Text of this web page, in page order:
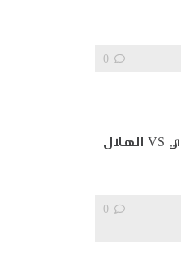
0
نجم الشباب البيضاوي VS الهلال
0